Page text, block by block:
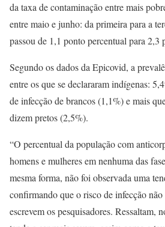
da taxa de contaminação entre mais
entre maio e junho: da primeira para a
passou de 1,1 ponto percentual para 2,3
Segundo os dados da Epicovid, a
entre os que se declararam indígenas:
de infecção de brancos (1,1%) e mais
dizem pretos (2,5%).
“O percentual da população com
homens e mulheres em nenhuma das
mesma forma, não foi observada uma
confirmando que o risco de infecção não
escrevem os pesquisadores. Ressaltam,